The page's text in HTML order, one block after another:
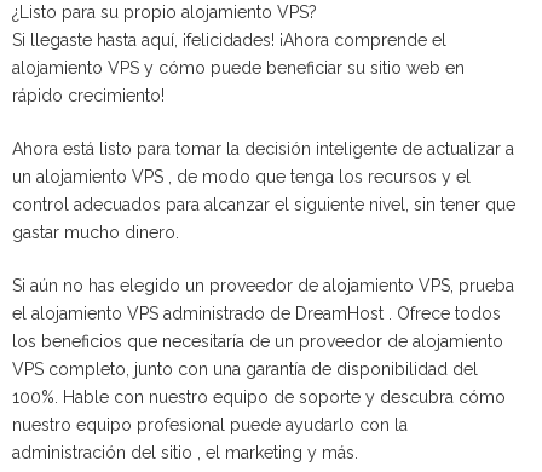
¿Listo para su propio alojamiento VPS?
Si llegaste hasta aquí, ¡felicidades! ¡Ahora comprende el
alojamiento VPS y cómo puede beneficiar su sitio web en
rápido crecimiento!
Ahora está listo para tomar la decisión inteligente de actualizar a
un alojamiento VPS , de modo que tenga los recursos y el
control adecuados para alcanzar el siguiente nivel, sin tener que
gastar mucho dinero.
Si aún no has elegido un proveedor de alojamiento VPS, prueba
el alojamiento VPS administrado de DreamHost . Ofrece todos
los beneficios que necesitaría de un proveedor de alojamiento
VPS completo, junto con una garantía de disponibilidad del
100%. Hable con nuestro equipo de soporte y descubra cómo
nuestro equipo profesional puede ayudarlo con la
administración del sitio , el marketing y más.